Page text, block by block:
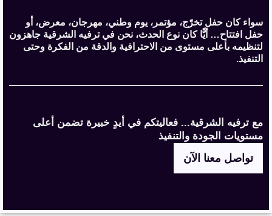
سواء كان حفل تخرّج، مؤتمر، يوم وطني، مهرجان، معرض، أو
حفل افتتاح… أيًّا كان نوع الحدث، نحن في ترفيه الشرقية جاهزون
لتنظيمه بأعلى مستوى من الاحترافية والدقة من الفكرة وحتى
التنفيذ.
مع ترفيه الشرقية... فعاليتكم في أيدٍ خبيرة تضمن أعلى
مستويات الجودة والتنفيذ
تواصل معنا الآن